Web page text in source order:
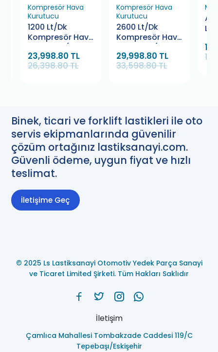
Kompresör Hava
Kurutucu
1200 Lt/Dk
Kompresör Hava
Kurutucu (Filtre
Hediyeli)
23,998.80 TL
26,398.80 TL
Kompresör Hava
Kurutucu
2600 Lt/Dk
Kompresör Hava
Kurutucu (Filtre
Hediyeli)
29,998.80 TL
33,598.80 TL
Binek, ticari ve forklift lastikleri ile oto
servis ekipmanlarında güvenilir
çözüm ortağınız lastiksanayi.com.
Güvenli ödeme, uygun fiyat ve hızlı
teslimat.
İletişime Geç
© 2025 Ls Lastiksanayi Otomotiv Yedek Parça Sanayi
ve Ticaret Limited Şirketi. Tüm Hakları Saklıdır
İletişim
Çamlıca Mahallesi Tombakzade Caddesi 119/C
Tepebaşı/Eskişehir